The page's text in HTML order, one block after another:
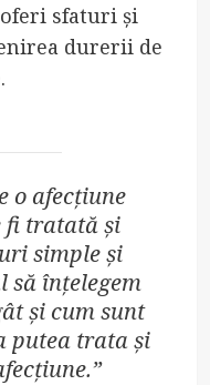
sfaturi și
durerii de
o afecțiune
fi tratată și
simple și
să înțelegem
și cum sunt
putea trata și